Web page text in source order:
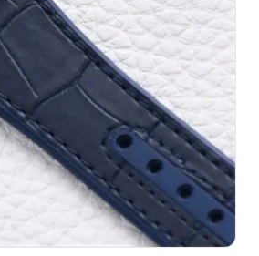
（需提前预约）
提前预约）
需提前预约）
需提前预约）
预约）
（需提前预约）
约）
前预约）